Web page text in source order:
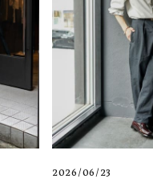
2026/06/23